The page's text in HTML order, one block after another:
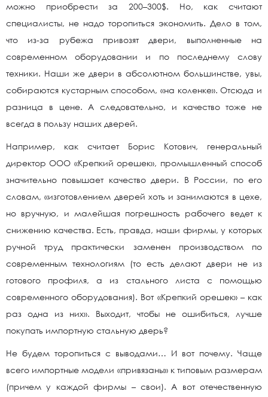
можно приобрести за 200–300$. Но, как считают
специалисты, не надо торопиться экономить. Дело в том,
что из-за рубежа привозят двери, выполненные на
современном оборудовании и по последнему слову
техники. Наши же двери в абсолютном большинстве, увы,
собираются кустарным способом, «на коленке». Отсюда и
разница в цене. А следовательно, и качество тоже не
всегда в пользу наших дверей.
Например, как считает Борис Котович, генеральный
директор ООО «Крепкий орешек», промышленный способ
значительно повышает качество двери. В России, по его
словам, «изготовлением дверей хоть и занимаются в цехе,
но вручную, и малейшая погрешность рабочего ведет к
снижению качества. Есть, правда, наши фирмы, у которых
ручной труд практически заменен производством по
современным технологиям (то есть делают двери не из
готового профиля, а из стального листа с помощью
современного оборудования). Вот «Крепкий орешек» – как
раз одна из них». Выходит, чтобы не ошибиться, лучше
покупать импортную стальную дверь?
Не будем торопиться с выводами… И вот почему. Чаще
всего импортные модели «привязаны» к типовым размерам
(причем у каждой фирмы – свои). А вот отечественную